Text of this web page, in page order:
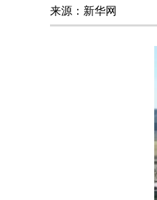
来源：新华网